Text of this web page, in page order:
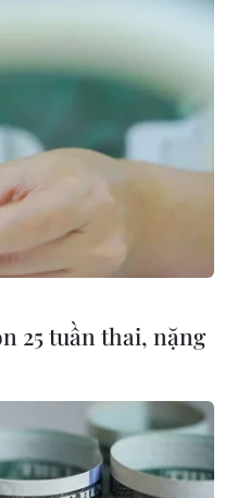
25 tuần thai, nặng